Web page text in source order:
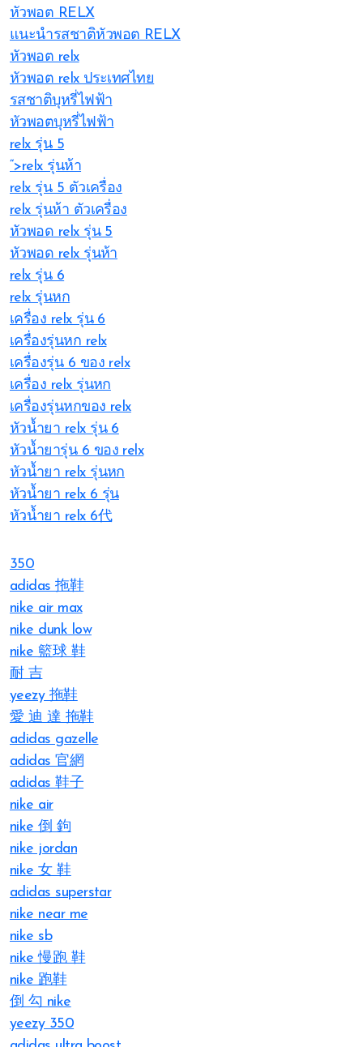
หัวพอต RELX
แนะนำรสชาติหัวพอต RELX
หัวพอต relx
หัวพอต relx ประเทศไทย
รสชาติบุหรี่ไฟฟ้า
หัวพอตบุหรี่ไฟฟ้า
relx รุ่น 5
“>relx รุ่นห้า
relx รุ่น 5 ตัวเครื่อง
relx รุ่นห้า ตัวเครื่อง
หัวพอด relx รุ่น 5
หัวพอด relx รุ่นห้า
relx รุ่น 6
relx รุ่นหก
เครื่อง relx รุ่น 6
เครื่องรุ่นหก relx
เครื่องรุ่น 6 ของ relx
เครื่อง relx รุ่นหก
เครื่องรุ่นหกของ relx
หัวน้ำยา relx รุ่น 6
หัวน้ำยารุ่น 6 ของ relx
หัวน้ำยา relx รุ่นหก
หัวน้ำยา relx 6 รุ่น
หัวน้ำยา relx 6代
350
adidas 拖鞋
nike air max
nike dunk low
nike 籃球 鞋
耐 吉
yeezy 拖鞋
愛 迪 達 拖鞋
adidas gazelle
adidas 官網
adidas 鞋子
nike air
nike 倒 鉤
nike jordan
nike 女 鞋
adidas superstar
nike near me
nike sb
nike 慢跑 鞋
nike 跑鞋
倒 勾 nike
yeezy 350